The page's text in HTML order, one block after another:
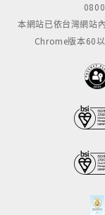
本網站已依台灣網站
Chrome版本60